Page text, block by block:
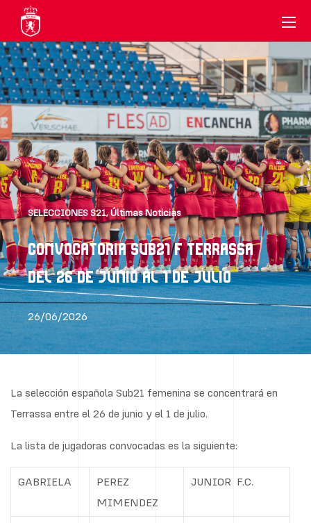
SELECCIONES S21,Últimas Noticias
CONVOCATORIA SUB21 F TERRASSA
DEL 26 DE JUNIO AL 1 DE JULIO
26/06/2026
La selección española Sub21 femenina se concentrará en
Terrassa entre el 26 de junio y el 1 de julio.
La lista de jugadoras convocadas es la siguiente:
GABRIELA
PEREZ
MIMENDEZ
JUNIOR F.C.